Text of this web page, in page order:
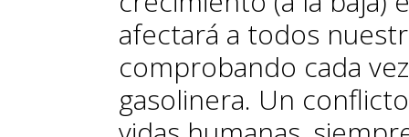
afectará a todos
comprobando cada
gasolinera. Un